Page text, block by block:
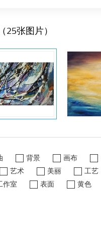
（25张图片）
背景 画布
艺术 美丽
工艺
作室 表面 黄色